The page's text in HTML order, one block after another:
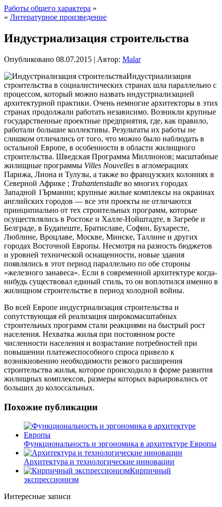
Работы общего характера »
« Литературное произведение
Индустриализация строительства
Опубликовано 08.07.2015 | Автор: Malar
Индустриализация
строительства в социалистических странах шла параллельно с
процессом, который можно назвать индустриализацией
архитектурной практики. Очень немногие архитекторы в этих
странах продолжали работать независимо. Возникли крупные
государственные проектные предприятия, где, как правило,
работали большие коллективы. Результаты их работы не
слишком отличались от того, что можно было наблюдать в
остальной Европе, в особенности в области жилищного
строительства. Шведская Программа Миллионов; масштабные
жилищные программы Villes Nouvelles в агломерациях
Парижа, Лиона и Тулузы, а также во французских колониях в
Северной Африке ; Trabantenstadte во многих городах
Западной 1Ърмании; крупные жилые комплексы на окраинах
английских городов — все эти проекты не отличаются
принципиально от тех строительных программ, которые
осуществлялись в Ростоке и Халле-Нойштадте, в Загребе и
Белграде, в Будапеште, Братиславе, Софии, Бухаресте,
Люблине, Вроцлаве, Москве, Минске, Таллине и других
городах Восточной Европы. Несмотря на разность бюджетов
и уровней технической оснащенности, новые здания
появлялись в этот период параллельно по обе стороны
«железного занавеса». Если в современной архитектуре когда-
нибудь существовал единый стиль, то он воплотился именно в
жилищном строительстве в период холодной войны.
Во всей Европе индустриализация строительства и
сопутствующая ей реализация широкомасштабных
строительных программ стали реакциями на быстрый рост
населения. Нехватка жилья при постоянном росте
численности населения и возрастание потребностей при
повышении платежеспособного спроса привело к
возникновению необходимости резкого расширения
строительства жилья, которое происходило в форме развития
жилищных комплексов, размеры которых варьировались от
больших до колоссальных.
Похожие публикации
Функциональность и эргономика в архитектуре Европы
Архитектура и технологические инновации
Кирпичный
экспрессионизм
Интересные записи